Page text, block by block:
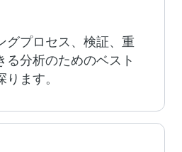
グプロセス、検証、重
る分析のためのベスト
ます。